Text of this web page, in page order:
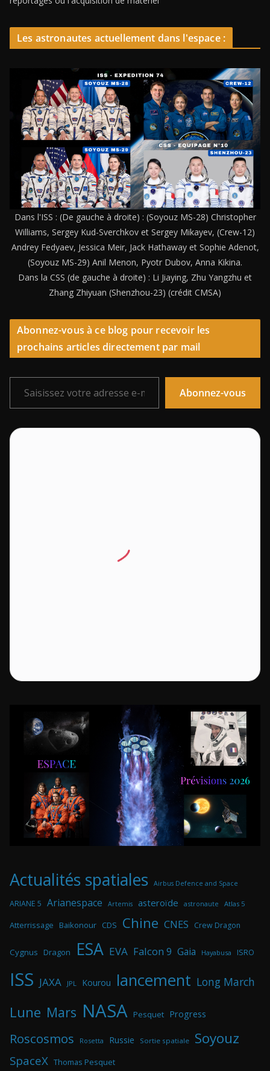
Les astronautes actuellement dans l'espace :
Dans l'ISS : (De gauche à droite) : (Soyouz MS-28) Christopher
Williams, Sergey Kud-Sverchkov et Sergey Mikayev, (Crew-12)
Andrey Fedyaev, Jessica Meir, Jack Hathaway et Sophie Adenot,
(Soyouz MS-29) Anil Menon, Pyotr Dubov, Anna Kikina.
Dans la CSS (de gauche à droite) : Li Jiaying, Zhu Yangzhu et
Zhang Zhiyuan (Shenzhou-23) (crédit CMSA)
Abonnez-vous à ce blog pour recevoir les
prochains articles directement par mail
Saisissez votre adresse e-mail…
Abonnez-vous
Actualités spatiales Airbus Defence and Space
ARIANE 5 Arianespace Artemis asteroïde astronaute Atlas 5
Atterrissage Baikonour CDS Chine CNES Crew Dragon
Cygnus Dragon ESA EVA Falcon 9 Gaia Hayabusa ISRO
ISS JAXA JPL Kourou lancement Long March
Lune Mars NASA Pesquet Progress
Roscosmos Rosetta Russie Sortie spatiale Soyouz
SpaceX Thomas Pesquet